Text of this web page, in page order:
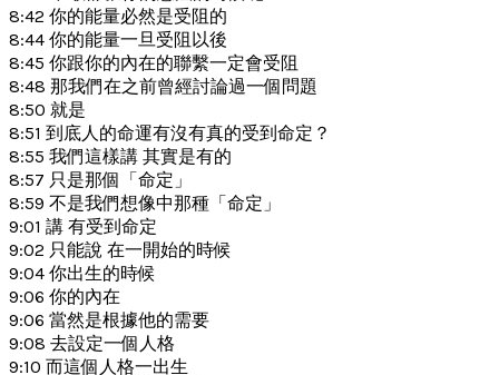
8:42 你的能量必然是受阻的
8:44 你的能量一旦受阻以後
8:45 你跟你的內在的聯繫一定會受阻
8:48 那我們在之前曾經討論過一個問題
8:50 就是
8:51 到底人的命運有沒有真的受到命定？
8:55 我們這樣講 其實是有的
8:57 只是那個「命定」
8:59 不是我們想像中那種「命定」
9:01 講 有受到命定
9:02 只能說 在一開始的時候
9:04 你出生的時候
9:06 你的內在
9:06 當然是根據他的需要
9:08 去設定一個人格
9:10 而這個人格一出生